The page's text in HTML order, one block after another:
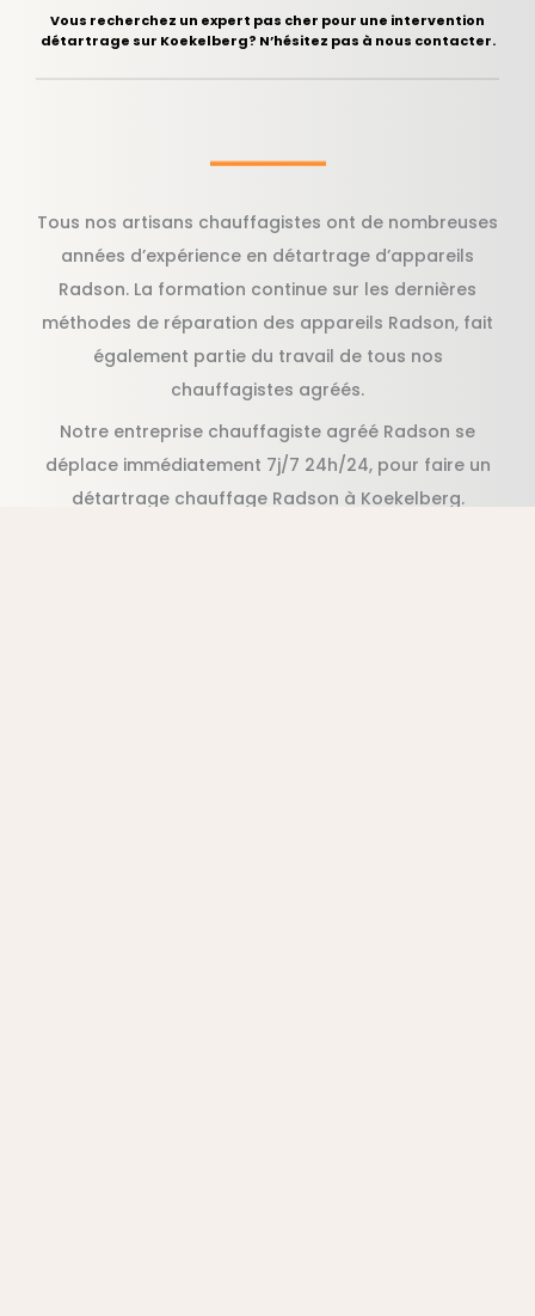
Vous recherchez un expert pas cher pour une intervention
détartrage sur Koekelberg? N’hésitez pas à nous contacter.
Tous nos artisans chauffagistes ont de nombreuses
années d’expérience en détartrage d’appareils
Radson. La formation continue sur les dernières
méthodes de réparation des appareils Radson, fait
également partie du travail de tous nos
chauffagistes agréés.
Notre entreprise chauffagiste agréé Radson se
déplace immédiatement 7j/7 24h/24, pour faire un
détartrage chauffage Radson à Koekelberg.